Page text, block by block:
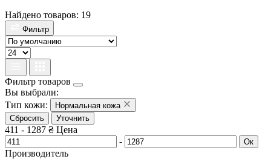
Найдено товаров: 19
Фильтр
Фильтр товаров
Вы выбрали:
Тип кожи:
Нормальная кожа
Сбросить
Уточнить
411 - 1287 ₴ Цена
-
Ок
Производитель